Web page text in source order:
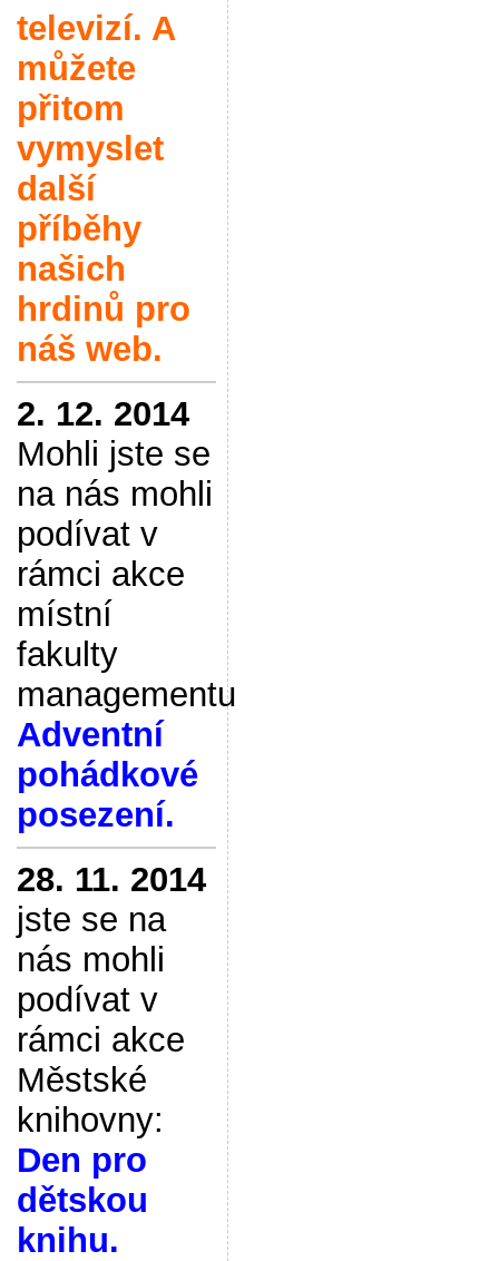
televizí. A
můžete
přitom
vymyslet
další
příběhy
našich
hrdinů pro
náš web.
2. 12. 2014
Mohli jste se
na nás mohli
podívat v
rámci akce
místní
fakulty
managementu
Adventní
pohádkové
posezení.
28. 11. 2014
jste se na
nás mohli
podívat v
rámci akce
Městské
knihovny:
Den pro
dětskou
knihu.